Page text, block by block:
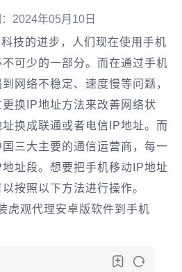
2024年05月10日
技的进步，人们现在使用手机
可少的一部分。而在通过手机
网络不稳定、速度慢等问题，
换IP地址方法来改善网络状
换成联通或者电信IP地址。而
三大主要的通信运营商，每一
址段。想要把手机移动IP地址
按照以下方法进行操作。
虎观代理安卓版软件到手机